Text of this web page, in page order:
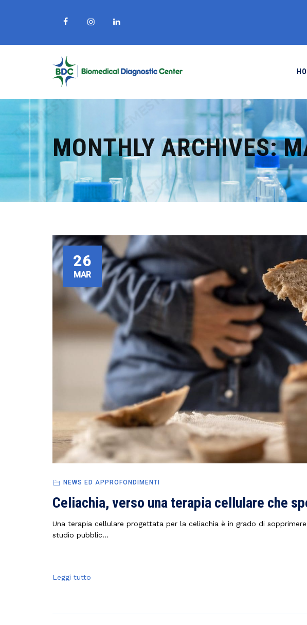
MONTHLY ARCHIVES:
26
MAR
NEWS ED APPROFONDIMENTI
Celiachia, verso una terapia cellulare che
Una terapia cellulare progettata per la celiachia è in grado di
studio pubblic...
Leggi tutto